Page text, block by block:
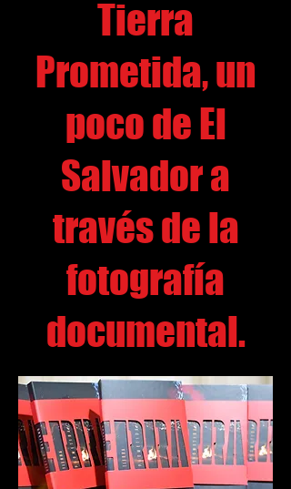
Tierra
Prometida, un
poco de El
Salvador a
través de la
fotografía
documental.